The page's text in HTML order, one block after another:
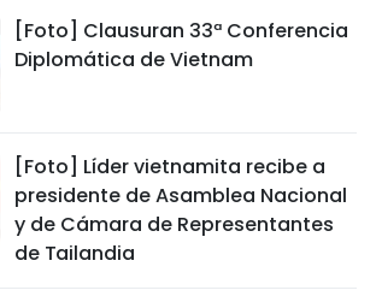
[Foto] Clausuran 33ª Conferencia
Diplomática de Vietnam
[Foto] Líder vietnamita recibe a
presidente de Asamblea Nacional
y de Cámara de Representantes
de Tailandia